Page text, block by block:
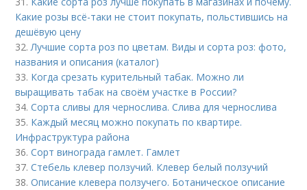
Какие розы всё-таки не стоит покупать, польстившись на
дешёвую цену
32.Лучшие сорта роз по цветам. Виды и сорта роз: фото,
названия и описания (каталог)
33. Когда срезать курительный табак. Можно ли
выращивать табак на своём участке в России?
34.Сорта сливы для чернослива. Слива для чернослива
35. Каждый месяц можно покупать по квартире.
Инфраструктура района
36.Сорт винограда гамлет. Гамлет
37.Стебель клевер ползучий. Клевер белый ползучий
38.Описание клевера ползучего. Ботаническое описание